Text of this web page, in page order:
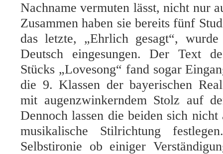
Nachname vermuten lässt, nicht nur
Zusammen haben sie bereits fünf
das letzte, „Ehrlich gesagt“,
Deutsch eingesungen. Der Text
Stücks „Lovesong“ fand sogar
die 9. Klassen der bayerischen
mit augenzwinkerndem Stolz auf
Dennoch lassen die beiden sich
musikalische Stilrichtung
Selbstironie ob einiger